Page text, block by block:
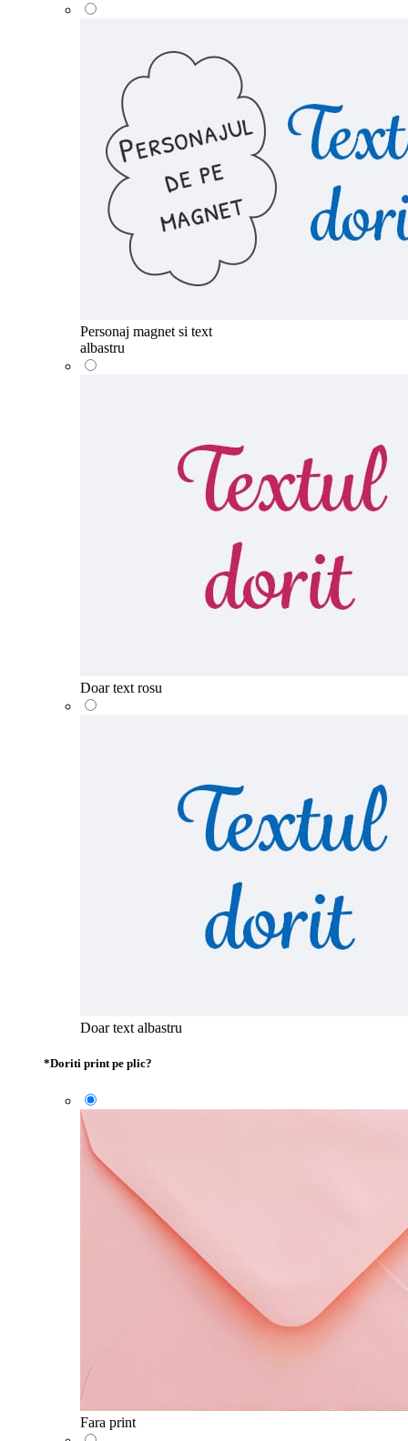
Personaj magnet si text
albastru
Doar text rosu
Doar text albastru
*Doriti print pe plic?
Fara print